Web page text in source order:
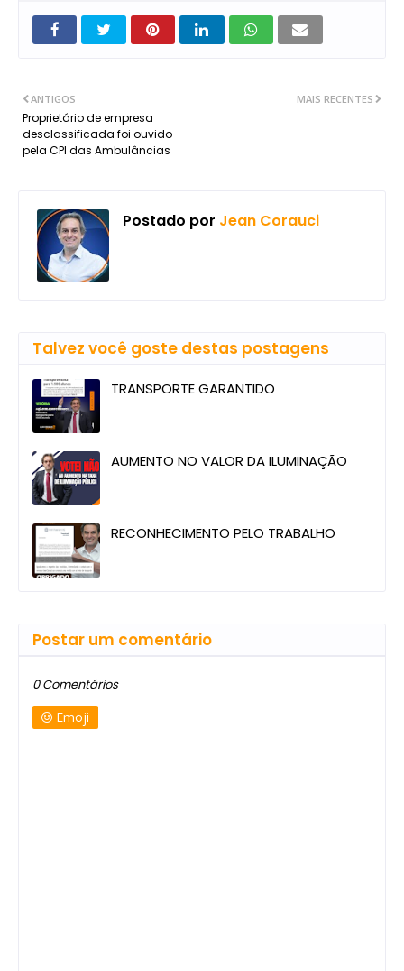
MAIS RECENTES
ANTIGOS
Proprietário de empresa
desclassificada foi ouvido
pela CPI das Ambulâncias
Postado por Jean Corauci
Talvez você goste destas postagens
TRANSPORTE GARANTIDO
AUMENTO NO VALOR DA ILUMINAÇÃO
RECONHECIMENTO PELO TRABALHO
Postar um comentário
0 Comentários
Emoji